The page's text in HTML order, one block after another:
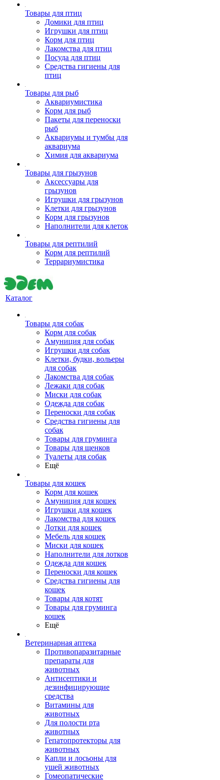
Товары для птиц
Домики для птиц
Игрушки для птиц
Корм для птиц
Лакомства для птиц
Посуда для птиц
Средства гигиены для
птиц
Товары для рыб
Аквариумистика
Корм для рыб
Пакеты для переноски
рыб
Аквариумы и тумбы для
аквариума
Химия для аквариума
Товары для грызунов
Аксессуары для
грызунов
Игрушки для грызунов
Клетки для грызунов
Корм для грызунов
Наполнители для клеток
Товары для рептилий
Корм для рептилий
Террариумистика
Каталог
Товары для собак
Корм для собак
Амуниция для собак
Игрушки для собак
Клетки, будки, вольеры
для собак
Лакомства для собак
Лежаки для собак
Миски для собак
Одежда для собак
Переноски для собак
Средства гигиены для
собак
Товары для груминга
Товары для щенков
Туалеты для собак
Ещё
Товары для кошек
Корм для кошек
Амуниция для кошек
Игрушки для кошек
Лакомства для кошек
Лотки для кошек
Мебель для кошек
Миски для кошек
Наполнители для лотков
Одежда для кошек
Переноски для кошек
Средства гигиены для
кошек
Товары для котят
Товары для груминга
кошек
Ещё
Ветеринарная аптека
Противопаразитарные
препараты для
животных
Антисептики и
дезинфицирующие
средства
Витамины для
животных
Для полости рта
животных
Гепатопротекторы для
животных
Капли и лосьоны для
ушей животных
Гомеопатические